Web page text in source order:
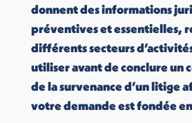
donnent des informations
préventives et essentielles,
différents secteurs
utiliser avant de conclure un
de la survenance d’un litige
votre demande est fondée